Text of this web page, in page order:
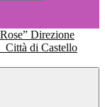
Direzione
Città di Castello